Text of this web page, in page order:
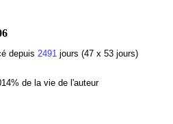
depuis 2491jours (47 x 53 jours)
de la vie de l'auteur